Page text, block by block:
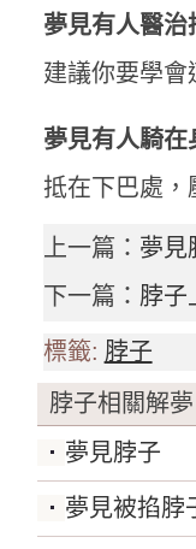
夢見有人醫治
建議你要學會
夢見有人騎在
抵在下巴處，
上一篇： 夢見
下一篇： 脖子
標籤: 脖子
脖子相關解夢
夢見脖子
夢見被掐脖